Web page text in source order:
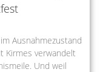
Ausnahmezustand
Kirmes verwandelt
Und weil